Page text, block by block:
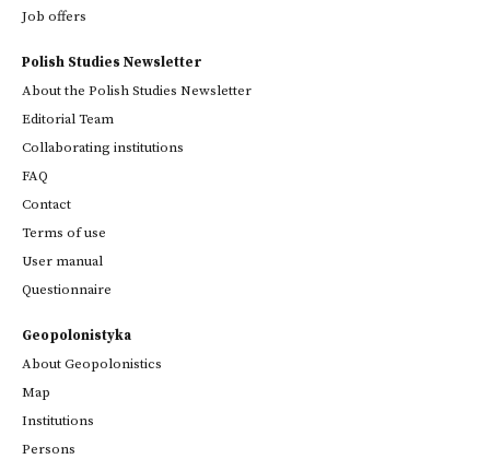
Job offers
Polish Studies Newsletter
About the Polish Studies Newsletter
Editorial Team
Collaborating institutions
FAQ
Contact
Terms of use
User manual
Questionnaire
Geopolonistyka
About Geopolonistics
Map
Institutions
Persons